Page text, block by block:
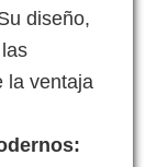
diseño,
la ventaja